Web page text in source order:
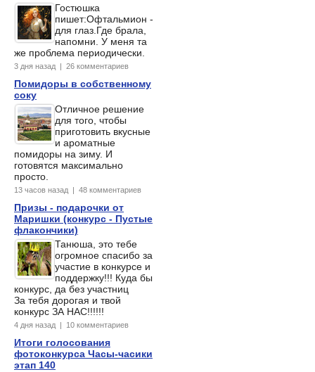
Гостюшка
пишет:Офтальмион -
для глаз.Где брала,
напомни. У меня та
же проблема периодически.
3 дня назад | 26 комментариев
Помидоры в собственному
соку
Отличное решение
для того, чтобы
приготовить вкусные
и ароматные
помидоры на зиму. И
готовятся максимально
просто.
13 часов назад | 48 комментариев
Призы - подарочки от
Маришки (конкурс - Пустые
флакончики)
Танюша, это тебе
огромное спасибо за
участие в конкурсе и
поддержку!!! Куда бы
конкурс, да без участниц
За тебя дорогая и твой
конкурс ЗА НАС!!!!!!
4 дня назад | 10 комментариев
Итоги голосования
фотоконкурса Часы-часики
этап 140